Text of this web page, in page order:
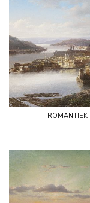
romantiek